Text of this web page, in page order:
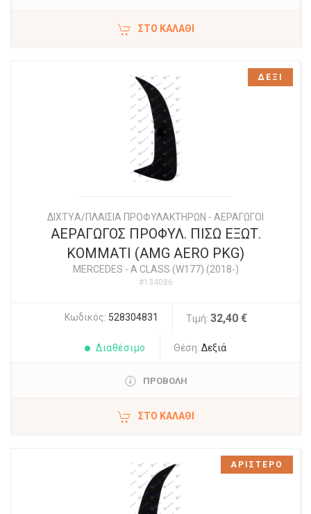
ΣΤΟ ΚΑΛΆΘΙ
ΔΙΧΤYΑ/ΠΛΑΙΣΙΑ ΠΡΟΦΥΛΑΚΤΗΡΩΝ - ΑΕΡΑΓΩΓΟΙ
ΑΕΡΑΓΩΓΟΣ ΠΡΟΦΥΛ. ΠΙΣΩ ΕΞΩΤ.
ΚΟΜΜΑΤΙ (AMG AERO PKG)
MERCEDES - A CLASS (W177) (2018-)
#134086
Κωδικός: 528304831 Τιμή: 32,40 €
Διαθέσιμο Θέση: Δεξιά
ΠΡΟΒΟΛΗ
ΣΤΟ ΚΑΛΆΘΙ
ΔΕΞΙ
ΑΡΙΣΤΕΡΟ